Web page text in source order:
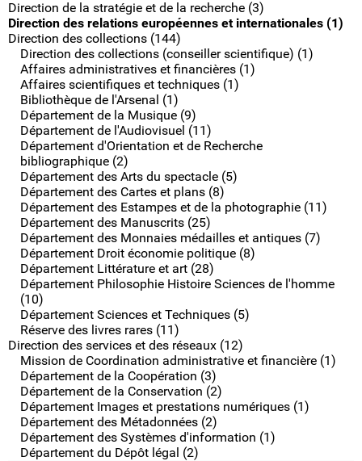
Direction de la stratégie et de la recherche (3)
Direction des relations européennes et internationales (1)
Direction des collections (144)
Direction des collections (conseiller scientifique) (1)
Affaires administratives et financières (1)
Affaires scientifiques et techniques (1)
Bibliothèque de l'Arsenal (1)
Département de la Musique (9)
Département de l'Audiovisuel (11)
Département d'Orientation et de Recherche
bibliographique (2)
Département des Arts du spectacle (5)
Département des Cartes et plans (8)
Département des Estampes et de la photographie (11)
Département des Manuscrits (25)
Département des Monnaies médailles et antiques (7)
Département Droit économie politique (8)
Département Littérature et art (28)
Département Philosophie Histoire Sciences de l'homme
(10)
Département Sciences et Techniques (5)
Réserve des livres rares (11)
Direction des services et des réseaux (12)
Mission de Coordination administrative et financière (1)
Département de la Coopération (3)
Département de la Conservation (2)
Département Images et prestations numériques (1)
Département des Métadonnées (2)
Département des Systèmes d'information (1)
Département du Dépôt légal (2)